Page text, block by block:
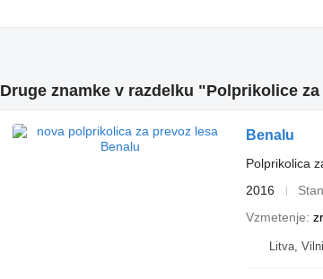
Druge znamke v razdelku "Polprikolice
Benalu
Polprikolica
2016
Vzmetenje
Litva,